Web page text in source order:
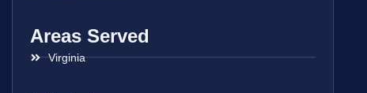
Areas Served
Virginia